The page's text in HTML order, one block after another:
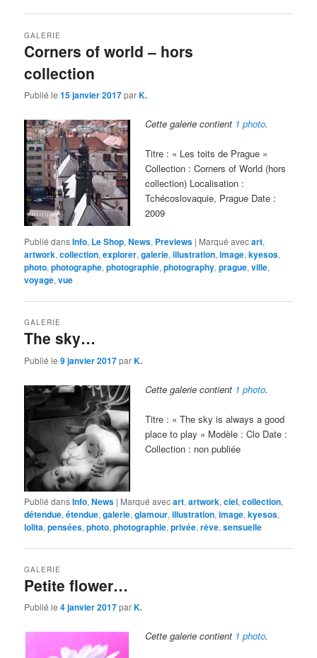
Corners of world – hors
collection
GALERIE
Publié le15 janvier 2017parK.
Cette galerie contient 1 photo.
Titre : « Les toits de Prague »
Collection : Corners of World (hors
collection) Localisation :
Tchécoslovaquie, Prague Date :
2009
Publié dansInfo, Le Shop,News, Previews | Marqué avecart,
artwork,collection,explorer,galerie,illustration,image,kyesos,
photo,photographe,photographie,photography,prague,ville,
voyage,vue
The sky…
GALERIE
Publié le9 janvier 2017parK.
Cette galerie contient 1 photo.
Titre : « The sky is always a good
place to play » Modèle : Clo Date :
Collection : non publiée
Publié dansInfo,News | Marqué avecart,artwork,ciel,collection,
détendue,étendue,galerie,glamour,illustration,image,kyesos,
lolita,pensées,photo,photographie,privée,rêve,sensuelle
Petite flower…
GALERIE
Publié le4 janvier 2017parK.
Cette galerie contient 1 photo.